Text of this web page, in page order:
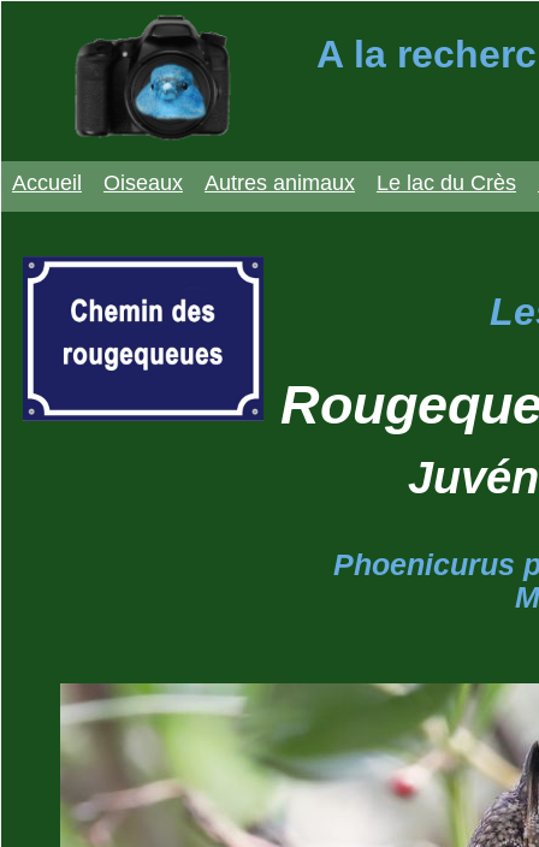
A la
Accueil Oiseaux Autres animaux Le lac du Crès
Phoenicurus